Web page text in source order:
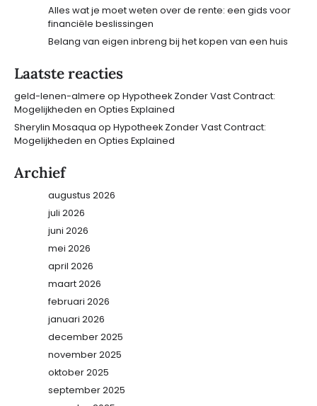
Alles wat je moet weten over de rente: een gids voor
financiële beslissingen
Belang van eigen inbreng bij het kopen van een huis
Laatste reacties
geld-lenen-almere op Hypotheek Zonder Vast Contract:
Mogelijkheden en Opties Explained
Sherylin Mosaqua op Hypotheek Zonder Vast Contract:
Mogelijkheden en Opties Explained
Archief
augustus 2026
juli 2026
juni 2026
mei 2026
april 2026
maart 2026
februari 2026
januari 2026
december 2025
november 2025
oktober 2025
september 2025